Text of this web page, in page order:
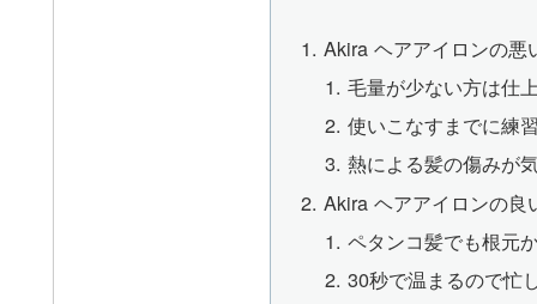
Akira ヘアアイロンの悪
毛量が少ない方は仕
使いこなすまでに練
熱による髪の傷みが
Akira ヘアアイロンの良
ペタンコ髪でも根元
30秒で温まるので忙